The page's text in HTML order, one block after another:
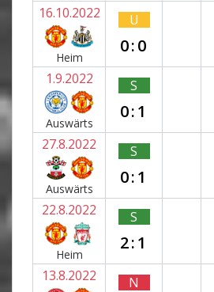
16.10.2022
Heim
U
0:0
1.9.2022
Auswärts
S
0:1
27.8.2022
Auswärts
S
0:1
22.8.2022
Heim
S
2:1
13.8.2022 N